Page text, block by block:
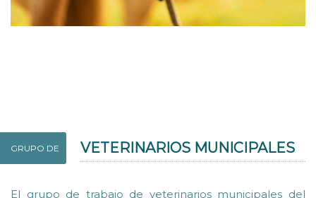
GRUPO DE VETERINARIOS MUNICIPALES
El grupo de trabajo de veterinarios municipales del